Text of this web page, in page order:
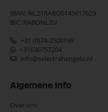
IBAN: NL21RABO0145617629
BIC: RABONL2U
+31 (0)74-2500199
+31630757204
info@selectrahengelo.nl
Algemene Info
Over ons